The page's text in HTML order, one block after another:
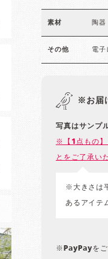
素材 陶器
その他 電子
※お届
写真はサンプ
※【1点もの】
とをご了承い
※大きさは
あるアイテ
※PayPayをご